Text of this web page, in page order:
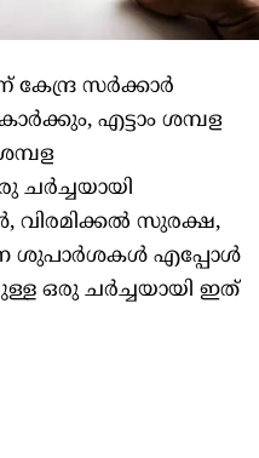
സർക്കാർ
എട്ടാം ശമ്പള
ചർച്ചയായി
സുരക്ഷ,
ശുപാർശകൾ എപ്പോൾ
ഒരു ചർച്ചയായി ഇത്